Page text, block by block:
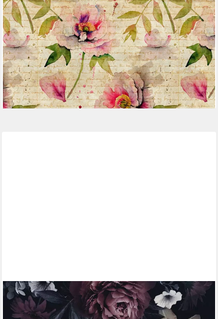
LIVING WALLS
Fototapete The Wall, glatt, floral, natürlich, geblümt, Fototapete
Vintage Tapete Blume Tapeten Wohnzimmer Design
Kinderzimmer
ab 47,89 €
UVP98,95 €
(4,50 €/ 1 qm)
-52%
lieferbar - in 4-5 Werktagen bei dir
LIVING WALLS
Fototapete The Wall, glatt, floral, natürlich, geblümt, Fototapete
Floral Tapete Blume Tapeten Wohnzimmer Design Kinderzimmer